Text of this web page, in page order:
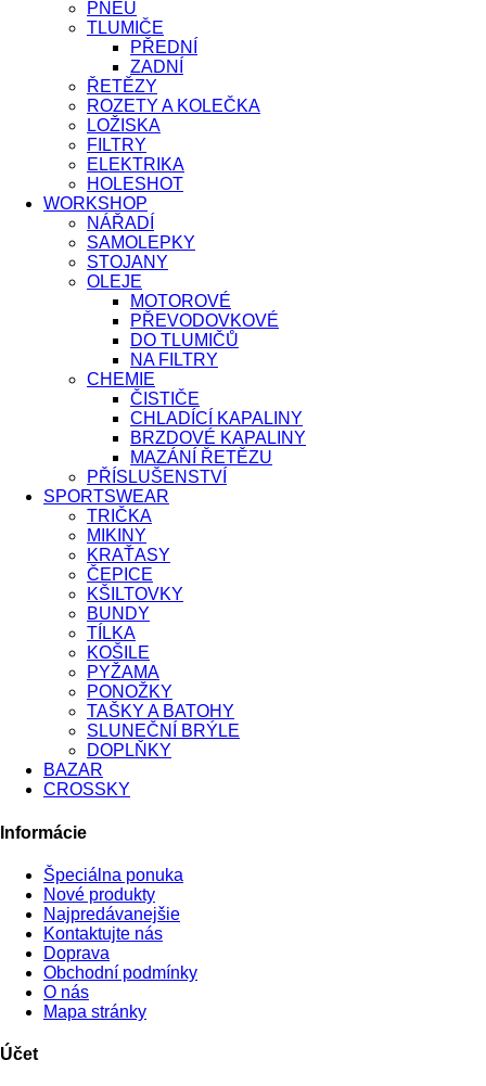
PNEU
TLUMIČE
PŘEDNÍ
ZADNÍ
ŘETĚZY
ROZETY A KOLEČKA
LOŽISKA
FILTRY
ELEKTRIKA
HOLESHOT
WORKSHOP
NÁŘADÍ
SAMOLEPKY
STOJANY
OLEJE
MOTOROVÉ
PŘEVODOVKOVÉ
DO TLUMIČŮ
NA FILTRY
CHEMIE
ČISTIČE
CHLADÍCÍ KAPALINY
BRZDOVÉ KAPALINY
MAZÁNÍ ŘETĚZU
PŘÍSLUŠENSTVÍ
SPORTSWEAR
TRIČKA
MIKINY
KRAŤASY
ČEPICE
KŠILTOVKY
BUNDY
TÍLKA
KOŠILE
PYŽAMA
PONOŽKY
TAŠKY A BATOHY
SLUNEČNÍ BRÝLE
DOPLŇKY
BAZAR
CROSSKY
Informácie
Špeciálna ponuka
Nové produkty
Najpredávanejšie
Kontaktujte nás
Doprava
Obchodní podmínky
O nás
Mapa stránky
Účet